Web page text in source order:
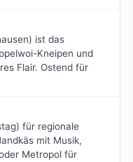
ist das
Kneipen und
Flair. Ostend für
für regionale
mit Musik,
Metropol für